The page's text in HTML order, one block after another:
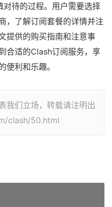
待的过程。用户需要选择
，了解订阅套餐的详情并注
提供的购买指南和注意事
合适的Clash订阅服务，享
便利和乐趣。
我们立场，转载请注明出
clash/50.html